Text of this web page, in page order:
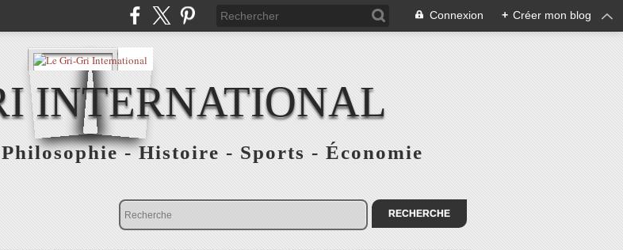
Connexion + Créer mon blog
INTERNATIONAL
- Histoire - Sports - Économie